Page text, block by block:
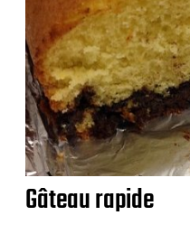
Gâteau rapide